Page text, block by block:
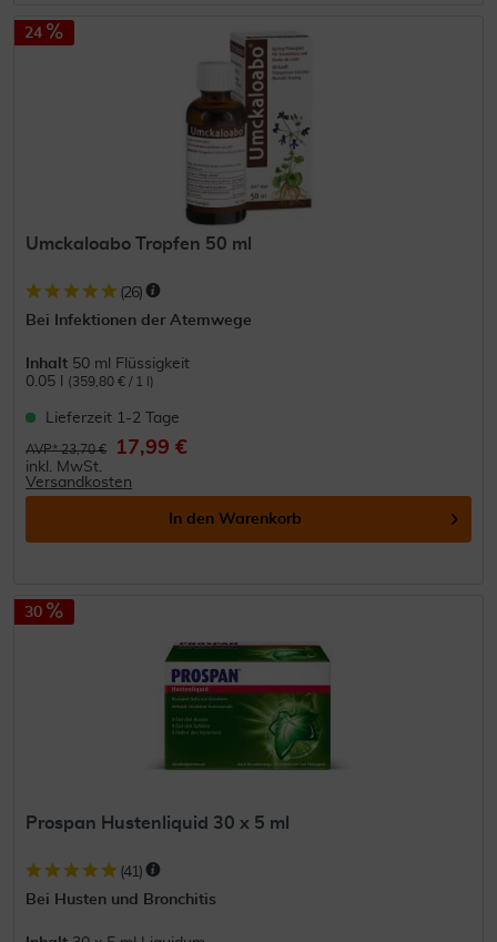
24
Umckaloabo Tropfen 50 ml
(26)
Bei Infektionen der Atemwege
Inhalt 50 ml Flüssigkeit
0.05 l
(359,80 € / 1 l)
Lieferzeit 1-2 Tage
AVP* 23,70 € 17,99 €
inkl. MwSt.
Versandkosten
In den Warenkorb
30
Prospan Hustenliquid 30 x 5 ml
(41 )
Bei Husten und Bronchitis